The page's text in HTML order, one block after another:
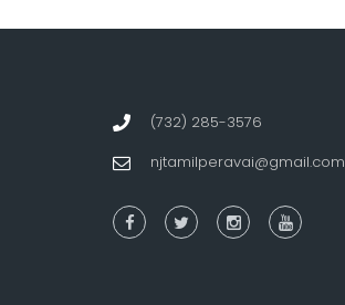
(732) 285-3576
njtamilperavai@gmail.com